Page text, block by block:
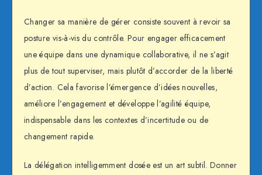
Changer sa manière de gérer consiste souvent à revoir sa
posture vis-à-vis du contrôle. Pour engager efficacement
une équipe dans une dynamique collaborative, il ne s’agit
plus de tout superviser, mais plutôt d’accorder de la liberté
d’action. Cela favorise l’émergence d’idées nouvelles,
améliore l’engagement et développe l’agilité équipe,
indispensable dans les contextes d’incertitude ou de
changement rapide.
La délégation intelligemment dosée est un art subtil. Donner